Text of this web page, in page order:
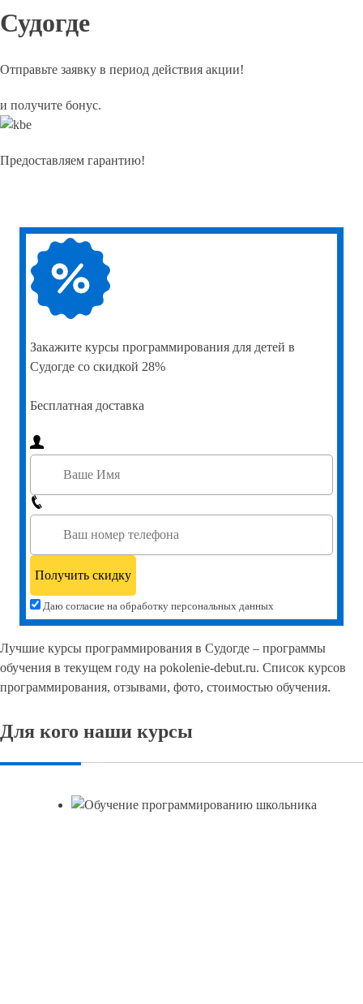
Судогде
Отправьте заявку в период действия акции!
и получите бонус.
Предоставляем гарантию!
Закажите курсы программирования для детей в
Судогде со скидкой 28%
Бесплатная доставка
Даю согласие на обработку персональных данных
Лучшие курсы программирования в Судогде – программы
обучения в текущем году на pokolenie-debut.ru. Список курсов
программирования, отзывами, фото, стоимостью обучения.
Для кого наши курсы